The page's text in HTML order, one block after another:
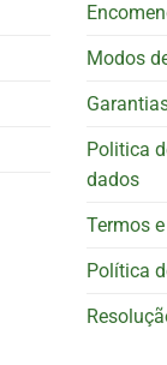
Modos
Politica
dados
Termos
Política